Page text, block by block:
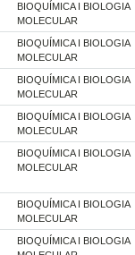
BIOQUÍMICA I BIOLOGIA
MOLECULAR
BIOQUÍMICA I BIOLOGIA
MOLECULAR
BIOQUÍMICA I BIOLOGIA
MOLECULAR
BIOQUÍMICA I BIOLOGIA
MOLECULAR
BIOQUÍMICA I BIOLOGIA
MOLECULAR
BIOQUÍMICA I BIOLOGIA
MOLECULAR
BIOQUÍMICA I BIOLOGIA